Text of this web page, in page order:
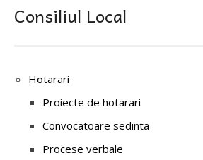
Consiliul Local
Hotarari
Proiecte de hotarari
Convocatoare sedinta
Procese verbale